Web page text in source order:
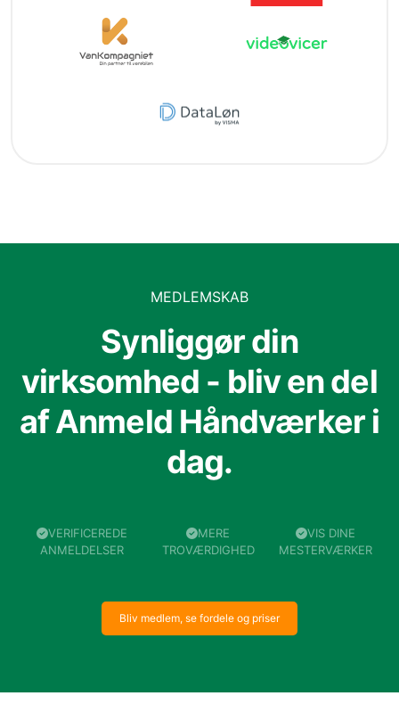
MEDLEMSKAB
Synliggør din
virksomhed - bliv en del
af Anmeld Håndværker i
dag.
VERIFICEREDE
ANMELDELSER
MERE
TROVÆRDIGHED
VIS DINE
MESTERVÆRKER
Bliv medlem, se fordele og priser